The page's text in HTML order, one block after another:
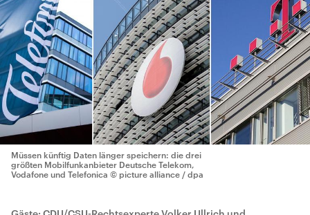
Müssen künftig Daten länger speichern: die drei
größten Mobilfunkanbieter Deutsche Telekom,
Vodafone und Telefonica © picture alliance / dpa